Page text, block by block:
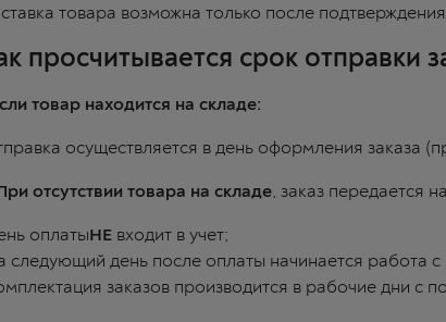
товара возможна только после подтверждения
просчитывается срок отправки
товар находится на складе:
осуществляется в день оформления заказа
отсутствии товара на складе, заказ передается
оплатыНЕвходит в учет;
следующий день после оплаты начинается работа с
заказов производится в рабочие дни с